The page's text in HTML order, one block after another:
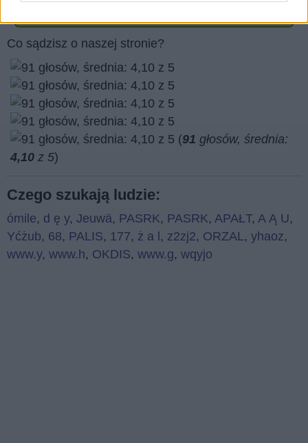
Co sądzisz o naszej stronie?
(91 głosów, średnia:
4,10 z 5)
Czego szukają ludzie:
ómile, d ę y, Jeuwä, PASRK, PASRK, APAŁT, A Ą U,
Yćżub, 68, PALIS, 177, ż a l , z2zj2, ORZAL, yhaoz,
www.y, www.h, OKDIS, www.g, wqyjo